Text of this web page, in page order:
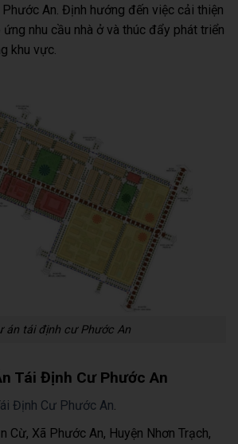
An. Định hướng đến việc cải thiện
nhu cầu nhà ở và thúc đẩy phát triển
khu vực.
án tái định cư Phước An
Tái Định Cư Phước An
Định Cư Phước An.
Cừ, Xã Phước An, Huyện Nhơn Trạch,